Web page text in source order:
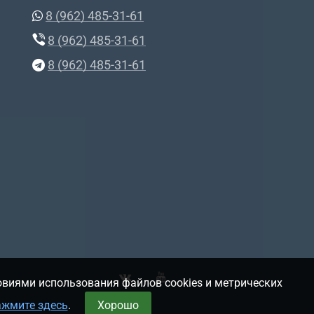
8 (962) 485-31-61
8 (962) 485-31-61
8 (962) 485-31-61
использования файлов cookies и метрических
здесь. Хорошо